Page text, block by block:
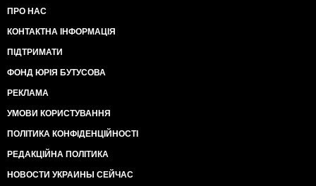
ПРО НАС
КОНТАКТНА ІНФОРМАЦІЯ
ПІДТРИМАТИ
ФОНД ЮРІЯ БУТУСОВА
РЕКЛАМА
УМОВИ КОРИСТУВАННЯ
ПОЛІТИКА КОНФІДЕНЦІЙНОСТІ
РЕДАКЦІЙНА ПОЛІТИКА
НОВОСТИ УКРАИНЫ СЕЙЧАС